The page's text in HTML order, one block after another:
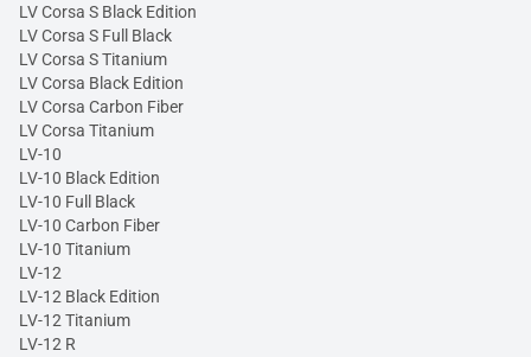
LV Corsa S Black Edition
LV Corsa S Full Black
LV Corsa S Titanium
LV Corsa Black Edition
LV Corsa Carbon Fiber
LV Corsa Titanium
LV-10
LV-10 Black Edition
LV-10 Full Black
LV-10 Carbon Fiber
LV-10 Titanium
LV-12
LV-12 Black Edition
LV-12 Titanium
LV-12 R